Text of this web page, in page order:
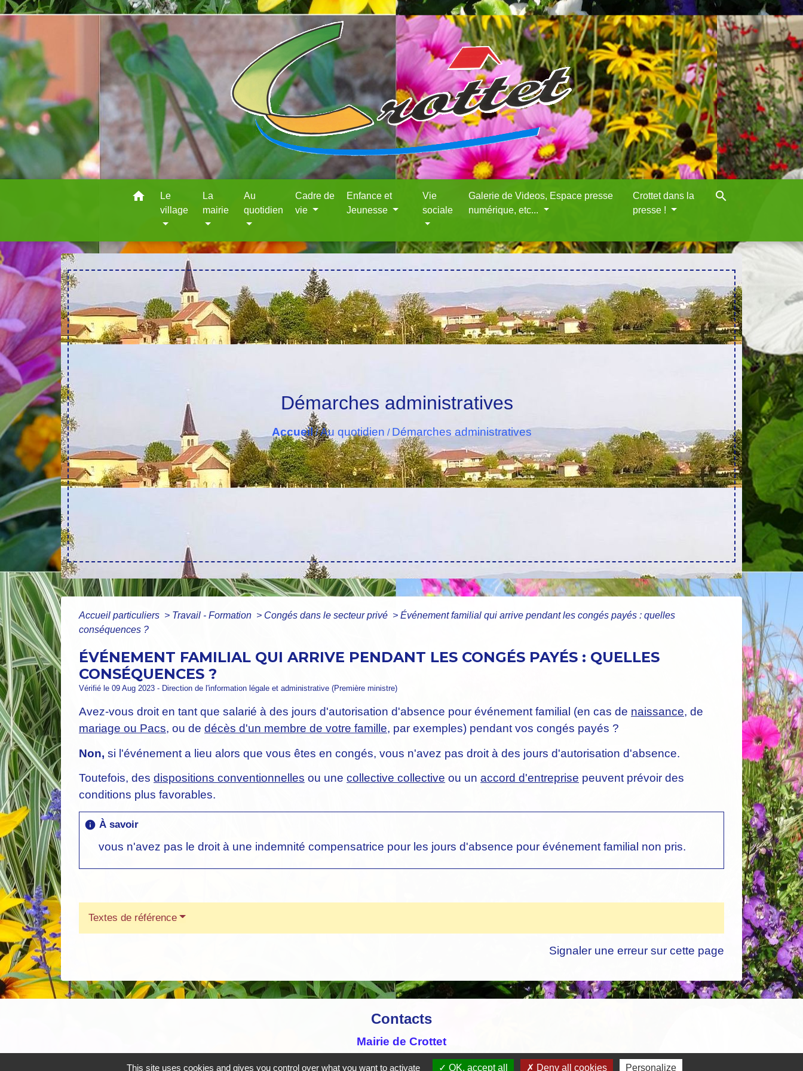
home
Le
village
La
mairie
Au
quotidien
Cadre de
vie
Enfance et
Jeunesse
Vie
sociale
Galerie de Videos, Espace presse
numérique, etc...
Crottet dans la
presse !
search
Démarches administratives
Accueil/Au quotidien / Démarches administratives
Accueil particuliers > Travail - Formation > Congés dans le secteur privé > Événement familial qui arrive pendant les congés payés : quelles
conséquences ?
ÉVÉNEMENT FAMILIAL QUI ARRIVE PENDANT LES CONGÉS PAYÉS : QUELLES
CONSÉQUENCES ?
Vérifié le 09 Aug 2023 - Direction de l'information légale et administrative (Première ministre)
Avez-vous droit en tant que salarié à des jours d'autorisation d'absence pour événement familial (en cas de naissance, de
mariage ou Pacs, ou de décès d'un membre de votre famille, par exemples) pendant vos congés payés ?
Non, si l'événement a lieu alors que vous êtes en congés, vous n'avez pas droit à des jours d'autorisation d'absence.
Toutefois, des dispositions conventionnelles ou une collective collective ou un accord d'entreprise peuvent prévoir des
conditions plus favorables.
info À savoir
vous n'avez pas le droit à une indemnité compensatrice pour les jours d'absence pour événement familial non pris.
Textes de référence
Signaler une erreur sur cette page
Contacts
Mairie de Crottet
Espace Armand Veille
This site uses cookies and gives you control over what you want to activate OK, accept all Deny all cookies Personalize